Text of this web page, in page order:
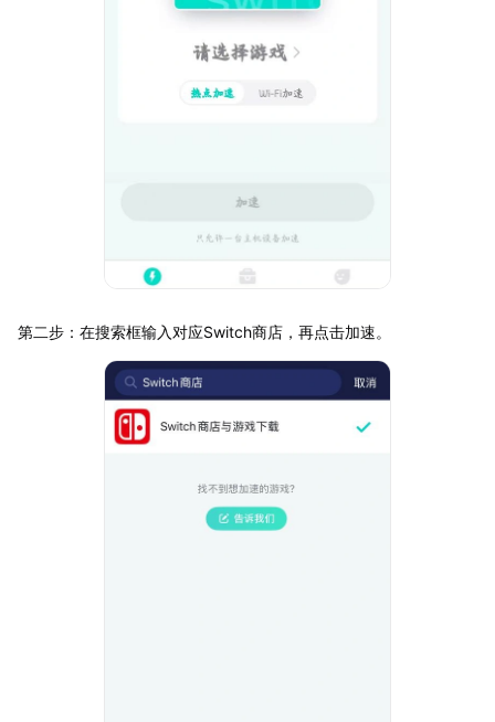
第二步：在搜索框输入对应Switch商店，再点击加速。